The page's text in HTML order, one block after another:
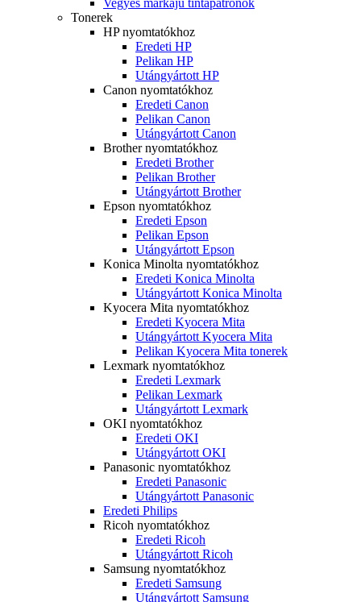
Vegyes márkájú tintapatronok
Tonerek
HP nyomtatókhoz
Eredeti HP
Pelikan HP
Utángyártott HP
Canon nyomtatókhoz
Eredeti Canon
Pelikan Canon
Utángyártott Canon
Brother nyomtatókhoz
Eredeti Brother
Pelikan Brother
Utángyártott Brother
Epson nyomtatókhoz
Eredeti Epson
Pelikan Epson
Utángyártott Epson
Konica Minolta nyomtatókhoz
Eredeti Konica Minolta
Utángyártott Konica Minolta
Kyocera Mita nyomtatókhoz
Eredeti Kyocera Mita
Utángyártott Kyocera Mita
Pelikan Kyocera Mita tonerek
Lexmark nyomtatókhoz
Eredeti Lexmark
Pelikan Lexmark
Utángyártott Lexmark
OKI nyomtatókhoz
Eredeti OKI
Utángyártott OKI
Panasonic nyomtatókhoz
Eredeti Panasonic
Utángyártott Panasonic
Eredeti Philips
Ricoh nyomtatókhoz
Eredeti Ricoh
Utángyártott Ricoh
Samsung nyomtatókhoz
Eredeti Samsung
Utángyártott Samsung